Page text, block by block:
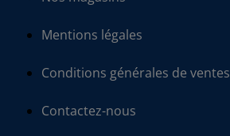
Mentions légales
Conditions générales de ventes
Contactez-nous